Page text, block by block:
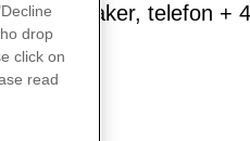
Lysaker, telefon +
drop
click on
read